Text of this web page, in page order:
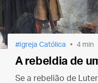
Igreja Católica 4 min
A rebeldia de
Se a rebelião de